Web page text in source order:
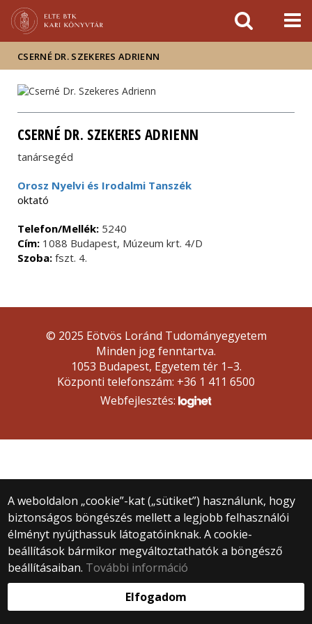
sajtóban
CSERNÉ DR. SZEKERES ADRIENN
CSERNÉ DR. SZEKERES ADRIENN
tanársegéd
Orosz Nyelvi és Irodalmi Tanszék
oktató
Telefon/Mellék: 5240
Cím: 1088 Budapest, Múzeum krt. 4/D
Szoba: fszt. 4.
A weboldalon „cookie”-kat („sütiket”) használunk, hogy
biztonságos böngészés mellett a legjobb felhasználói
élményt nyújthassuk látogatóinknak. A cookie-
beállítások bármikor megváltoztathatók a böngésző
beállításaiban. További információ
Elfogadom
© 2025 Eötvös Loránd Tudományegyetem
Minden jog fenntartva.
1053 Budapest, Egyetem tér 1–3.
Központi telefonszám: +36 1 411 6500
Webfejlesztés: